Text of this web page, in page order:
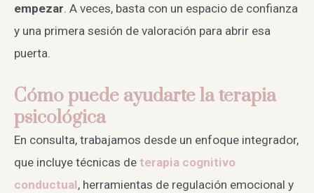
empezar . A veces, basta con un espacio de confianza
y una primera sesión de valoración para abrir esa
puerta.
Cómo puede ayudarte la terapia
psicológica
En consulta, trabajamos desde un enfoque integrador,
que incluye técnicas de terapia cognitivo
conductual, herramientas de regulación emocional y